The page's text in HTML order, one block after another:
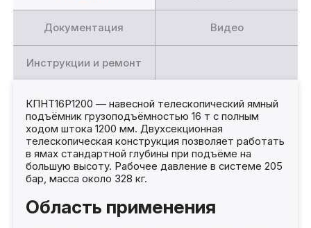
Документация Видео
Инструкции и ремонт
КПНТ16Р1200 — навесной телескопический ямный
подъёмник грузоподъёмностью 16 т с полным
ходом штока 1200 мм. Двухсекционная
телескопическая конструкция позволяет работать
в ямах стандартной глубины при подъёме на
большую высоту. Рабочее давление в системе 205
бар, масса около 328 кг.
Область применения